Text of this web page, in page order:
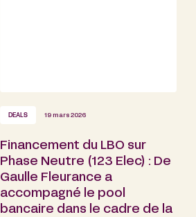
DEALS 19 mars 2026
Financement du LBO sur
Phase Neutre (123 Elec) : De
Gaulle Fleurance a
accompagné le pool
bancaire dans le cadre de la